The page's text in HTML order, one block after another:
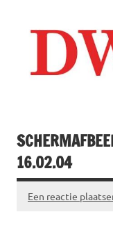
inhoud
16.02.04
Een reactie